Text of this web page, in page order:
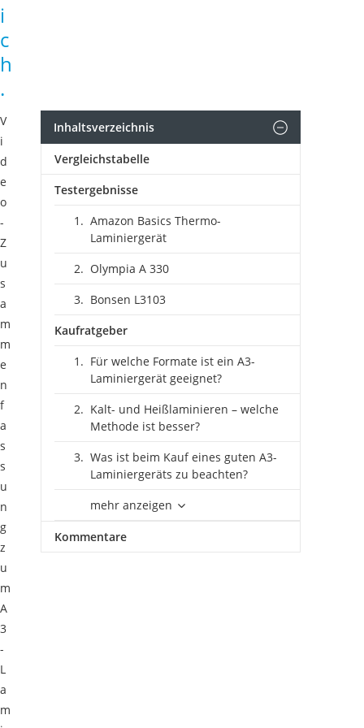
i
c
h
.
V
i
d
e
o
-
Z
u
s
a
m
m
e
n
f
a
s
s
u
n
g
z
u
m
A
3
-
L
a
m
Inhaltsverzeichnis
Vergleichstabelle
Testergebnisse
Amazon Basics Thermo-
Laminiergerät
Olympia A 330
Bonsen L3103
Kaufratgeber
Für welche Formate ist ein A3-
Laminiergerät geeignet?
Kalt- und Heißlaminieren – welche
Methode ist besser?
Was ist beim Kauf eines guten A3-
Laminiergeräts zu beachten?
mehr anzeigen
Kommentare